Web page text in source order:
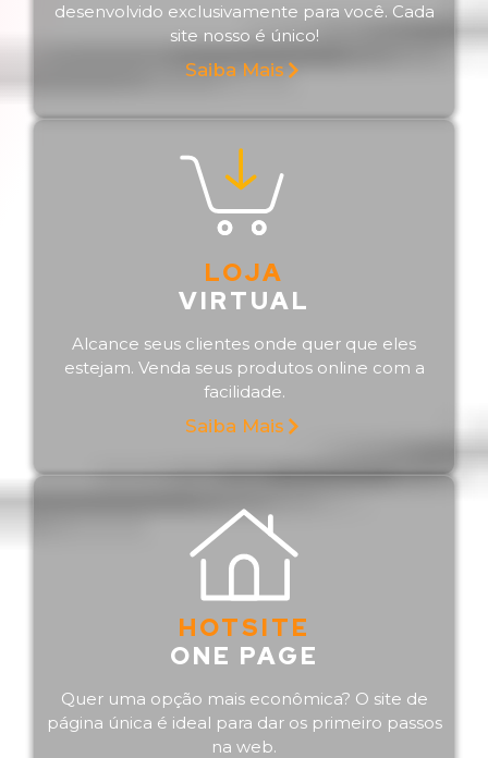
desenvolvido exclusivamente para você. Cada
site nosso é único!
Saiba Mais
LOJA
VIRTUAL
Alcance seus clientes onde quer que eles
estejam. Venda seus produtos online com a
facilidade.
Saiba Mais
HOTSITE
ONE PAGE
Quer uma opção mais econômica? O site de
página única é ideal para dar os primeiro passos
na web.